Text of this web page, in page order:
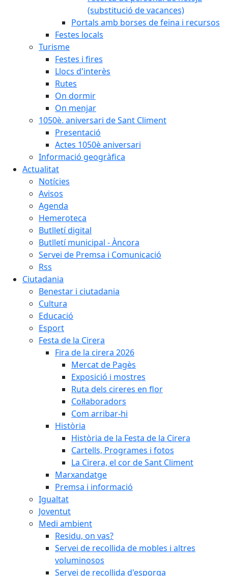
(substitució de vacances)
Portals amb borses de feina i recursos
Festes locals
Turisme
Festes i fires
Llocs d'interès
Rutes
On dormir
On menjar
1050è. aniversari de Sant Climent
Presentació
Actes 1050è aniversari
Informació geogràfica
Actualitat
Notícies
Avisos
Agenda
Hemeroteca
Butlletí digital
Butlletí municipal - Àncora
Servei de Premsa i Comunicació
Rss
Ciutadania
Benestar i ciutadania
Cultura
Educació
Esport
Festa de la Cirera
Fira de la cirera 2026
Mercat de Pagès
Exposició i mostres
Ruta dels cireres en flor
Col·laboradors
Com arribar-hi
Història
Història de la Festa de la Cirera
Cartells, Programes i fotos
La Cirera, el cor de Sant Climent
Marxandatge
Premsa i informació
Igualtat
Joventut
Medi ambient
Residu, on vas?
Servei de recollida de mobles i altres
voluminosos
Servei de recollida d'esporga